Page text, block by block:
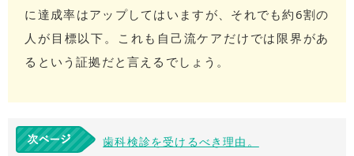
に達成率はアップしてはいますが、それでも約6割の
人が目標以下。これも自己流ケアだけでは限界があ
るという証拠だと言えるでしょう。
歯科検診を受けるべき理由。